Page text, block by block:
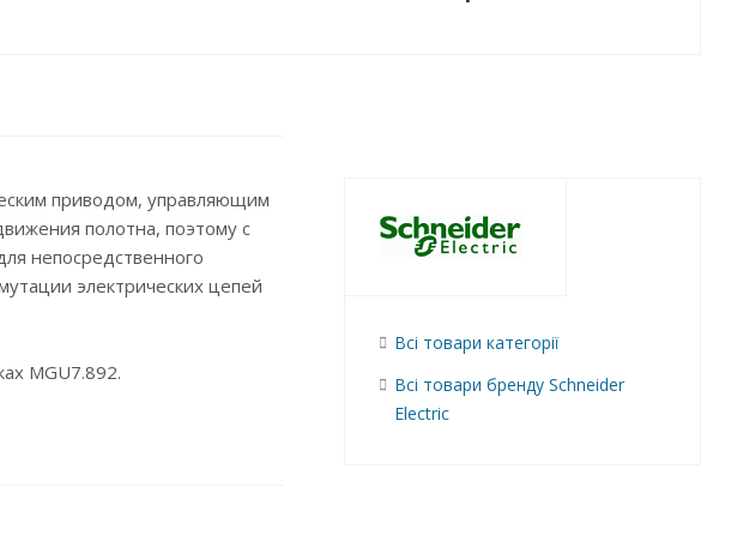
приводом, управляющим
полотна, поэтому с
непосредственного
электрических цепей
МGU7.892.
привычного
Всі товари категорії
Всі товари бренду Schneider
Electric